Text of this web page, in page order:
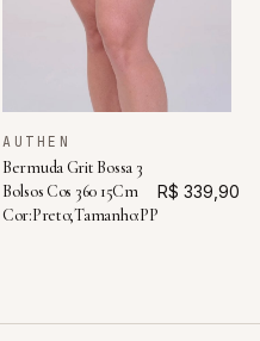
AUTHEN
Bermuda Grit Bossa 3
Bolsos Cos 360 15Cm
Cor:Preto;Tamanho:PP
R$ 339,90